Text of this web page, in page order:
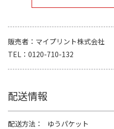
販売者
マイプリント株式会社
TEL
0120-710-132
配送情報
配送方法
ゆうパケット